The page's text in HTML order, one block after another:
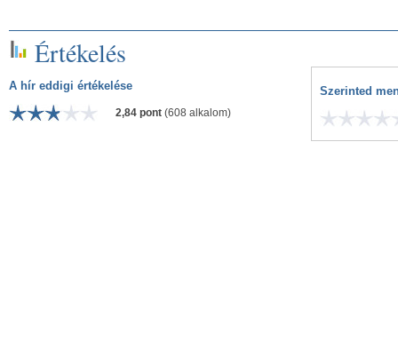
Értékelés
A hír eddigi értékelése
2,84 pont (608 alkalom)
Szerinted